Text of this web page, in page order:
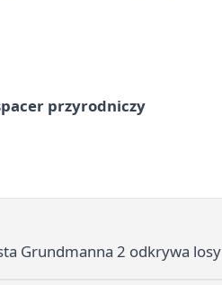
przyrodniczy
Grundmanna 2 odkrywa losy